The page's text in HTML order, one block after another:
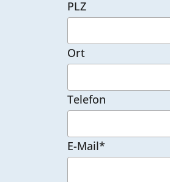
PLZ
Ort
Telefon
E-Mail*